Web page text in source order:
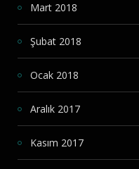
Mart 2018
Şubat 2018
Ocak 2018
Aralık 2017
Kasım 2017